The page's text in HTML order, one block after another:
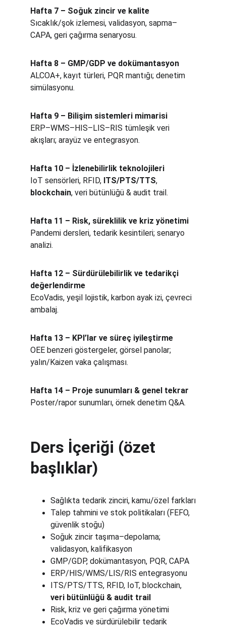
Hafta 7 – Soğuk zincir ve kalite
Sıcaklık/şok izlemesi, validasyon, sapma–
CAPA, geri çağırma senaryosu.
Hafta 8 – GMP/GDP ve dokümantasyon
ALCOA+, kayıt türleri, PQR mantığı; denetim
simülasyonu.
Hafta 9 – Bilişim sistemleri mimarisi
ERP–WMS–HIS–LIS–RIS tümleşik veri
akışları; arayüz ve entegrasyon.
Hafta 10 – İzlenebilirlik teknolojileri
IoT sensörleri, RFID, ITS/PTS/TTS,
blockchain, veri bütünlüğü & audit trail.
Hafta 11 – Risk, süreklilik ve kriz yönetimi
Pandemi dersleri, tedarik kesintileri; senaryo
analizi.
Hafta 12 – Sürdürülebilirlik ve tedarikçi
değerlendirme
EcoVadis, yeşil lojistik, karbon ayak izi, çevreci
ambalaj.
Hafta 13 – KPI’lar ve süreç iyileştirme
OEE benzeri göstergeler, görsel panolar;
yalın/Kaizen vaka çalışması.
Hafta 14 – Proje sunumları & genel tekrar
Poster/rapor sunumları, örnek denetim Q&A.
Ders İçeriği (özet
başlıklar)
Sağlıkta tedarik zinciri, kamu/özel farkları
Talep tahmini ve stok politikaları (FEFO,
güvenlik stoğu)
Soğuk zincir taşıma–depolama;
validasyon, kalifikasyon
GMP/GDP, dokümantasyon, PQR, CAPA
ERP/HIS/WMS/LIS/RIS entegrasyonu
ITS/PTS/TTS, RFID, IoT, blockchain,
veri bütünlüğü & audit trail
Risk, kriz ve geri çağırma yönetimi
EcoVadis ve sürdürülebilir tedarik